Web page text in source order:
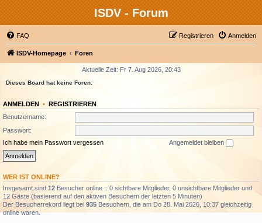
ISDV - Forum
FAQ Anmelden
Registrieren
ISDV-Homepage Foren
Aktuelle Zeit: Fr 7. Aug 2026, 20:43
Dieses Board hat keine Foren.
ANMELDEN • REGISTRIEREN
Benutzername:
Passwort:
Ich habe mein Passwort vergessen
Angemeldet bleiben
WER IST ONLINE?
Insgesamt sind 12 Besucher online :: 0 sichtbare Mitglieder, 0 unsichtbare Mitglieder und
12 Gäste (basierend auf den aktiven Besuchern der letzten 5 Minuten)
Der Besucherrekord liegt bei 935 Besuchern, die am Do 28. Mai 2026, 10:37 gleichzeitig
online waren.